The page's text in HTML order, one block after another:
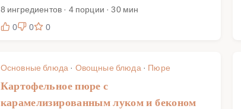
8 ингредиентов · 4 порции · 30 мин
0
0 0
Основные блюда · Овощные блюда· Пюре
Картофельное пюре с
карамелизированным луком и беконом